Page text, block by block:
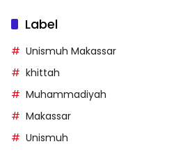
Label
Unismuh Makassar
khittah
Muhammadiyah
Makassar
Unismuh